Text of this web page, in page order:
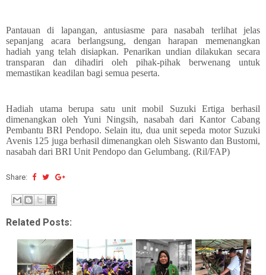
Pantauan di lapangan, antusiasme para nasabah terlihat jelas
sepanjang acara berlangsung, dengan harapan memenangkan
hadiah yang telah disiapkan. Penarikan undian dilakukan secara
transparan dan dihadiri oleh pihak-pihak berwenang untuk
memastikan keadilan bagi semua peserta.
Hadiah utama berupa satu unit mobil Suzuki Ertiga berhasil
dimenangkan oleh Yuni Ningsih, nasabah dari Kantor Cabang
Pembantu BRI Pendopo. Selain itu, dua unit sepeda motor Suzuki
Avenis 125 juga berhasil dimenangkan oleh Siswanto dan Bustomi,
nasabah dari BRI Unit Pendopo dan Gelumbang. (Ril/FAP)
Share:
Related Posts: